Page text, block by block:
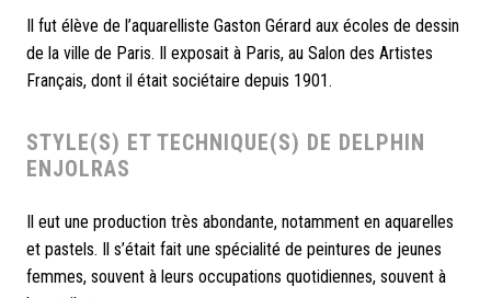
Il fut élève de l’aquarelliste Gaston Gérard aux écoles de dessin
de la ville de Paris. Il exposait à Paris, au Salon des Artistes
Français, dont il était sociétaire depuis 1901.
STYLE(S) ET TECHNIQUE(S) DE DELPHIN
ENJOLRAS
Il eut une production très abondante, notamment en aquarelles
et pastels. Il s’était fait une spécialité de peintures de jeunes
femmes, souvent à leurs occupations quotidiennes, souvent à